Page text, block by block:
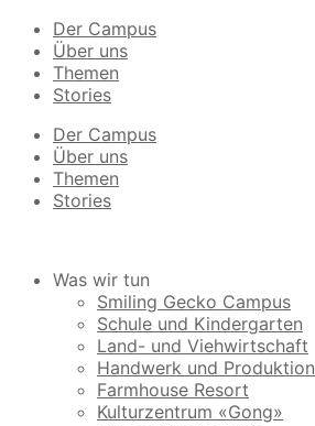
Der Campus
Über uns
Themen
Stories
Der Campus
Über uns
Themen
Stories
Was wir tun
Smiling Gecko Campus
Schule und Kindergarten
Land- und Viehwirtschaft
Handwerk und Produktion
Farmhouse Resort
Kulturzentrum «Gong»